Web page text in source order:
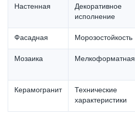
Настенная
Декоративное
исполнение
Фасадная Морозостойкость
Мозаика
Мелкоформатная
Керамогранит
Технические
характеристики